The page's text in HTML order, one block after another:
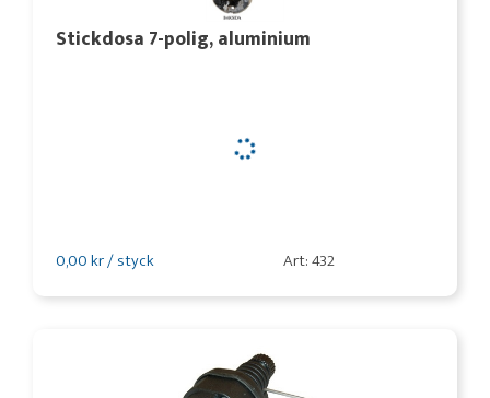
Stickdosa 7-polig, aluminium
0,00 kr / styck Art: 432